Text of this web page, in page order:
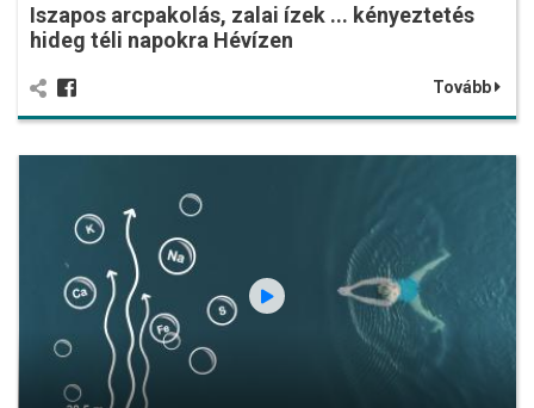
Iszapos arcpakolás, zalai ízek ... kényeztetés
hideg téli napokra Hévízen
Tovább